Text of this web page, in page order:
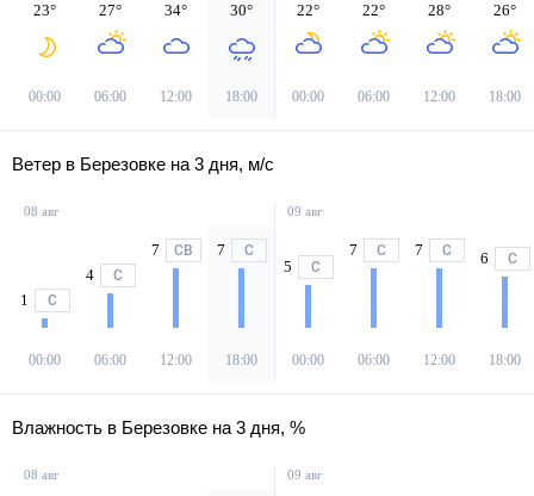
23°
00:00
27°
06:00
34°
12:00
30°
18:00
22°
00:00
22°
06:00
28°
12:00
26°
18:00
Ветер в Березовке на 3 дня, м/с
08 авг
1 С
00:00
4 С
06:00
7 СВ
12:00
7 С
18:00
09 авг
5 С
00:00
7 С
06:00
7 С
12:00
6 С
18:00
Влажность в Березовке на 3 дня, %
08 авг 09 авг